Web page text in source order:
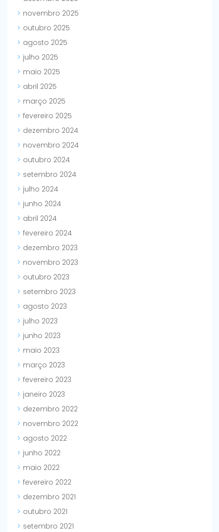
novembro 2025
outubro 2025
agosto 2025
julho 2025
maio 2025
abril 2025
março 2025
fevereiro 2025
dezembro 2024
novembro 2024
outubro 2024
setembro 2024
julho 2024
junho 2024
abril 2024
fevereiro 2024
dezembro 2023
novembro 2023
outubro 2023
setembro 2023
agosto 2023
julho 2023
junho 2023
maio 2023
março 2023
fevereiro 2023
janeiro 2023
dezembro 2022
novembro 2022
agosto 2022
junho 2022
maio 2022
fevereiro 2022
dezembro 2021
outubro 2021
setembro 2021